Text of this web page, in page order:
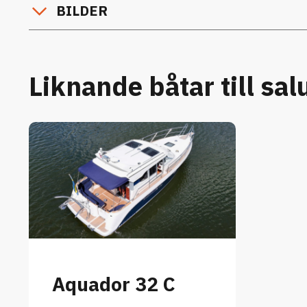
BILDER
Liknande båtar till
Aquador 32 C